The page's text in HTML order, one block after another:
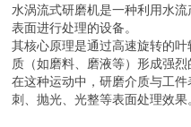
水涡流式研磨机是一种利用水
表面进行处理的设备。
其核心原理是通过高速旋转的
质（如磨料、磨液等）形成强烈
在这种运动中，研磨介质与工
刺、抛光、光整等表面处理效果